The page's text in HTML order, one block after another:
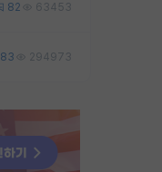
82 63453
83 294973